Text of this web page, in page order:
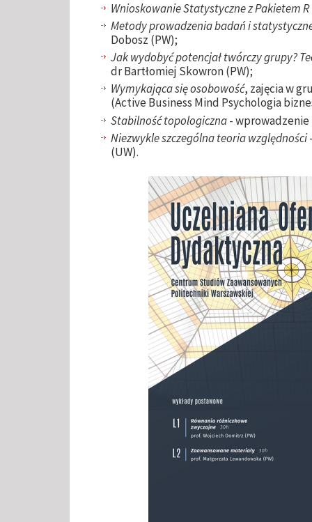
Wnioskowanie Statystyczne z Pakietem R
Metody prowadzenia badań i
Dobosz (PW);
Jak wydobyć potencjał twórczy grupy?
dr Bartłomiej Skowron (PW);
Wymykająca się osobowość, zajęcia w
(Active Business Mind Psychologia
Stabilność topologiczna- wprowadzenie
Niezwykle szczególna teoria względności
(UW).